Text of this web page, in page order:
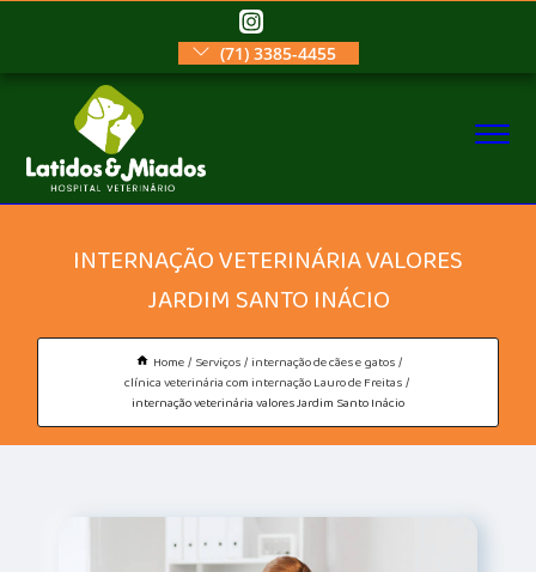
(71) 3385-4455
INTERNAÇÃO VETERINÁRIA VALORES
JARDIM SANTO INÁCIO
Home Serviços
internação de cães e gatos
clínica veterinária com internação Lauro de Freitas
internação veterinária valores Jardim Santo Inácio